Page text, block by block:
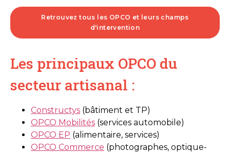
Retrouvez tous les OPCO et leurs champs
d'intervention
Les principaux OPCO du
secteur artisanal :
Constructys (bâtiment et TP)
OPCO Mobilités (services automobile)
OPCO EP (alimentaire, services)
OPCO Commerce (photographes, optique-